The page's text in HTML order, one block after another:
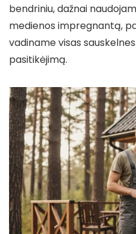
bendriniu, dažnai
medienos impregnantą,
vadiname visas
pasitikėjimą.